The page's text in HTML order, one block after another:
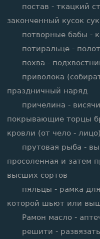
постав - ткацкий
законченный кусок
потворные бабы -
потиральце -
похва -
приволока
праздничный наряд
причелина -
покрывающие торцы
кровли (от чело - лицо)
прутовая рыба -
просоленная и затем
высших сортов
пяльцы - рамка для
которой шьют или
Рамон масло -
решити - развязать